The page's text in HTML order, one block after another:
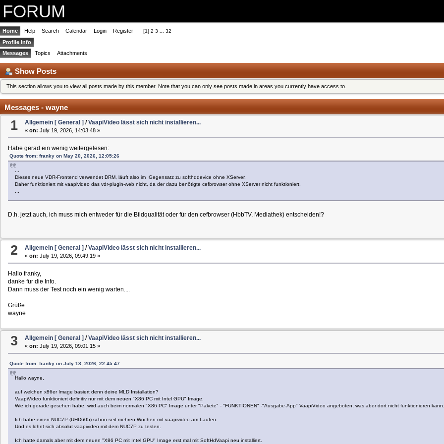
FORUM
Home Help Search Calendar Login Register [1] 2 3 32
Profile Info
Messages
Topics Attachments
Show Posts
This section allows you to view all posts made by this member. Note that you can only see posts made in areas you currently have access to.
Messages - wayne
1 Allgemein [ General ] /VaapiVideo lässt sich nicht installieren...
«on: July 19, 2026, 14:03:48 »
Habe gerad ein wenig weitergelesen:
Quote from: franky on May 20, 2026, 12:05:26
Dieses neue VDR-Frontend verwendet DRM, läuft also im Gegensatz zu softhddevice ohne XServer.
Daher funktioniert mit vaapivideo das vdr-plugin-web nicht, da der dazu benötigte cefbrowser ohne XServer nicht funktioniert.
D.h. jetzt auch, ich muss mich entweder für die Bildqualität oder für den cefbrowser (HbbTV, Mediathek) entscheiden!?
2 Allgemein [ General ] /VaapiVideo lässt sich nicht installieren...
«on: July 19, 2026, 09:49:19 »
Hallo franky,
danke für die Info.
Dann muss der Test noch ein wenig warten....
Grüße
wayne
3 Allgemein [ General ] /VaapiVideo lässt sich nicht installieren...
«on: July 19, 2026, 09:01:15 »
Quote from: franky on July 18, 2026, 22:45:47
Hallo wayne,
auf welchen x86er Image basiert denn deine MLD Installation?
VaapiVideo funktioniert definitiv nur mit dem neuen "X86 PC mit Intel GPU" Image.
Wie ich gerade gesehen habe, wird auch beim normalen "X86 PC" Image unter "Pakete" - "FUNKTIONEN" -"Ausgabe-App" VaapiVideo angeboten, was aber dort nicht funktionieren kann.
Ich habe einen NUC7P (UHD605) schon seit mehren Wochen mit vaapivideo am Laufen.
Und es lohnt sich absolut vaapivideo mit dem NUC7P zu testen.
Ich hatte damals aber mit dem neuen "X86 PC mit Intel GPU" Image erst mal mit SoftHdVaapi neu installiert.